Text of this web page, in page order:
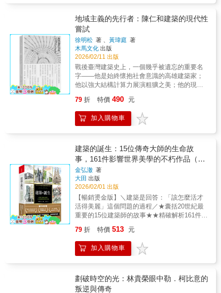
論和藝術創作—中的實驗與實踐，至今仍然深
刻地影響着香港的城市及文化。這本書希望透
過重新整理和審視何弢遺世的珍貴檔案，重構
其思想脈絡，以彰顯他在香港及國際建築歷史
上的地位和貢獻。Tao Ho (1936-2019) —a
renowned Hong Kong architect and cultural
practitioner. He was trained among the
pioneers of the Modern Architectural
Movement, and was heavily influenced by the
principles and spirits of the Bauhaus. He was
cultural endeavors from urban planning,
architectural design, and graphic design, to
painting, sculpture, Eastern and Western
research into a vast collection of previously
unpublished design manuscripts, photographs,
and archival materials, architectural historian
Charles Lai has reconstructed Tao Ho's
multifaceted life and its connection with the
development of Hong Kong's architecture, art,
and cultural landscape, and documented a
pivotal chapter in Hong Kong's cultural history
and architectural design.A graduate of Harvard
University's Graduate School of Design, Tao
Walter Gropius and Joseph Sert. His
architectural training was profoundly shaped
by Bauhaus pedagogy, and his work
graphic design, painting, sculpture, and even
philosophy and science. With "Order in
德●｜設計｜個性｜挫折｜才華｜理念｜最精華
的「精選總覽」●勒・柯比意基金會授權理解20
世紀建築不可或缺的經典中的經典「作品全集
呈現我一路走來的思路想法，就像我的血肉身
軀，直接連通我的生命……」──勒・柯比意●
勒・柯比意──身兼編輯&作者●▎應建築系學生
要求，傳授建築設計的作品集 ▎繁體中文最佳
典藏版──回歸Birkhäuser原版精神建築學者曾
成德＿全新翻譯˙加註˙保留原版彩頁由勒．柯比
意與編輯消化後，高度濃縮、系統整理的精華
神｜建築史意義｜藝術創作密斯、葛羅培斯、
庫哈斯、艾斯曼、西薩……等，當代建築名家
絕對推薦「這本集子出版時我就決定，裡面不
精確的記錄。這也意謂《作品全集》涵蓋所有
的平面圖、剖面圖與立面圖，輔以詳盡的作品
解說、照片圖說及尺寸標示，清楚呈現每一個
作品的生成邏輯。……《作品全集》是當代的
教學宣言，或起碼是我個人的教學宣言。我親
愛的年輕朋友們，作品全集從來就是我對「柯
布教程」請求的允諾。」──勒．柯比意▎勒・
柯比意親自編輯，給學生的教學課程勒・柯比
紀最偉大、最著名、最重要、最具想像力、最
具影響力，也是最具爭議性的建築師。他豐富
多樣的建築作品、大膽創新的都市設計及龐雜
可觀的理論著作，無一不直接衝擊我們今日的
環境景觀與生活方式。從1920年代起迄過世為
止，勒．柯比意親自參與編輯他的作品全集，
欽定圖片並剪裁文字，確定創意與理念的記錄
地域主義的先行者：陳仁和建築的現代性
嘗試
徐明松 著 、黃瑋庭 著
木馬文化 出版
2026/02/11 出版
戰後臺灣建築史上，一個幾乎被遺忘的重要名
字——他是始終懷抱社會意識的高雄建築家；
他以強大結構計算力展演粗獷之美；他的現代
為臺灣地域主義的先驅；他是陳仁和。從高雄
佛教堂、三信家商波浪大樓、高雄青果合作
社、林迦紀念塔到鳳山肉品市場 ┤本書首次完
創作，完成人類至上之真善美的立場的。」
——陳仁和，〈一個建築家的私見〉陳仁和
（1922-1989），生於日治時期的澎湖吉貝嶼，
成長於屏東和高雄。就讀高雄中學時期，陳仁
和即展現強烈的數學與藝術天分，經歷父親陳
量經營位於屏東車站前的大和旅社興建時期而
大受啟蒙。1942年赴日就讀早稻田大學專門部
建築科，接受「耐震構造之父」內藤多仲的結
構工學訓練，又受日本現代建築表現主義與歐
洲前衛思潮的影響，這兩股力量的衝撞與養
化，奠定了他日後以強大的結構計算能力、展
現自由表現性的粗獷風格。二次世界大戰結束
返臺後，陳仁和先任教高雄工業職業學校兼教
風頭經引介轉往臺北市政府工務局工作，1951
年返回高雄成立建築事務所。他的第一件代表
79 折 特價 490 元
加入購物車
建築的誕生：15位傳奇大師的生命故
事，161件影響世界美學的不朽作品（暢
銷燙金版）
金弘澈 著
大田 出版
2026/02/01 出版
【暢銷燙金版】＼建築是回答：「該怎麼活才
活得美麗」這個問題的過程／★囊括20世紀最
重要的15位建築師的故事★★精確解析161件經
他們，讓建築誕生了！安東尼．高第，建造聖
家堂奉獻一生的西班牙建築師。他說：「直線
屬於人類，曲線屬於上帝。」密斯．凡德羅，
說：「我不想改變這個世界，只想呈現這個世
界。」法蘭克．洛伊．萊特，他是發展出有機
79 折 特價 513 元
加入購物車
劃破時空的光：林貴榮眼中勒．柯比意的
叛逆與傳奇